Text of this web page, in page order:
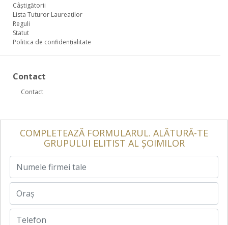
COMPLETEAZĂ FORMULARUL. ALĂTURĂ-TE
GRUPULUI ELITIST AL ȘOIMILOR
Câștigătorii
Lista Tuturor Laureaților
Reguli
Statut
Politica de confidențialitate
Contact
Contact